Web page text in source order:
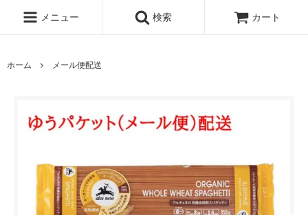
メニュー 検索 カート
ホーム メール便配送